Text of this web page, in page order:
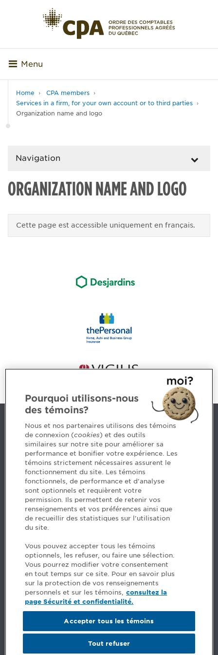
Menu
Home
CPA members
Services in a firm, for your own account or to third parties
Organization name and logo
Navigation
ORGANIZATION NAME AND LOGO
Cette page est accessible uniquement en français.
Contact us
5, Place Ville Marie, bureau 800, Montréal (Québec)
H3B 2G2
www.cpaquebec.ca
Questions? Ask our team >
Want to make the Order a part of your career? See
our job offers >
Facebook - Devenir CPA
Instagram
LinkedIn - CPA
LinkedIn - 20 minutes CPA
LinkedIn - Emploi CPA
TikTok
Comments
Pourquoi utilisons-nous
des témoins?
Nous et nos partenaires utilisons des témoins
de connexion (cookies) et des outils
similaires sur notre site pour améliorer sa
performance et bonifier votre expérience. Les
témoins strictement nécessaires assurent le
fonctionnement du site. Les témoins
fonctionnels, de performance et d'analyse
sont optionnels et requièrent votre
permission. Ils permettent de retenir vos
renseignements et vos préférences ainsi que
de recueillir des statistiques sur l'utilisation
du site.
Vous pouvez accepter tous les témoins
optionnels, les refuser, ou faire une sélection.
Vous pourrez modifier votre consentement
en tout temps sur ce site. Pour en savoir plus
sur la protection de vos renseignements
personnels et sur les témoins, consultez la
page Sécurité et confidentialité.
Tout refuser
Accepter tous les témoins